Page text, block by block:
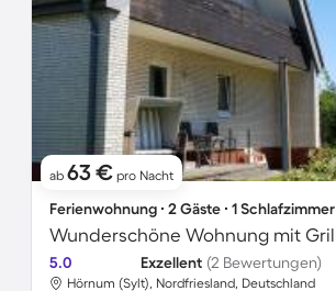
ab 63 € pro Nacht
Ferienwohnung ∙ 2 Gäste ∙ 1 Schlafzimmer
5.0 Exzellent (2 Bewertungen)
Hörnum (Sylt), Nordfriesland, Deutschland